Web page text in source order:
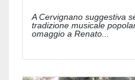
A Cervignano suggestiva
tradizione musicale
omaggio a Renato...